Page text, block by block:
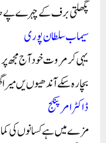
پگھلتی برف کے چہرے
سیماب سلطان پوری
یہی کر مروت خود آج مجھ پر
بچا رہ سکے آندھیوں یں میرا
ڈاکٹر امر پنکج
مزے میں ہے کسانوں کی